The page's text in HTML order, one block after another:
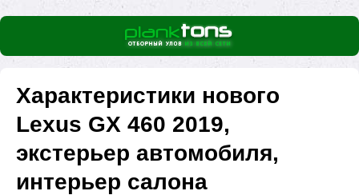
Характеристики нового
Lexus GX 460 2019,
экстерьер автомобиля,
интерьер салона